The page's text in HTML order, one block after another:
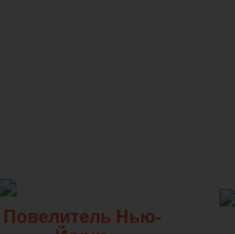
Повелитель Нью-